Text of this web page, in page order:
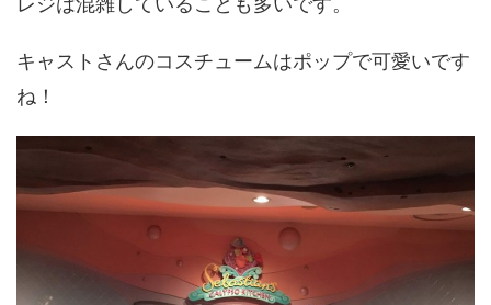
キャストさんのコスチュームはポップで可愛いです
ね！